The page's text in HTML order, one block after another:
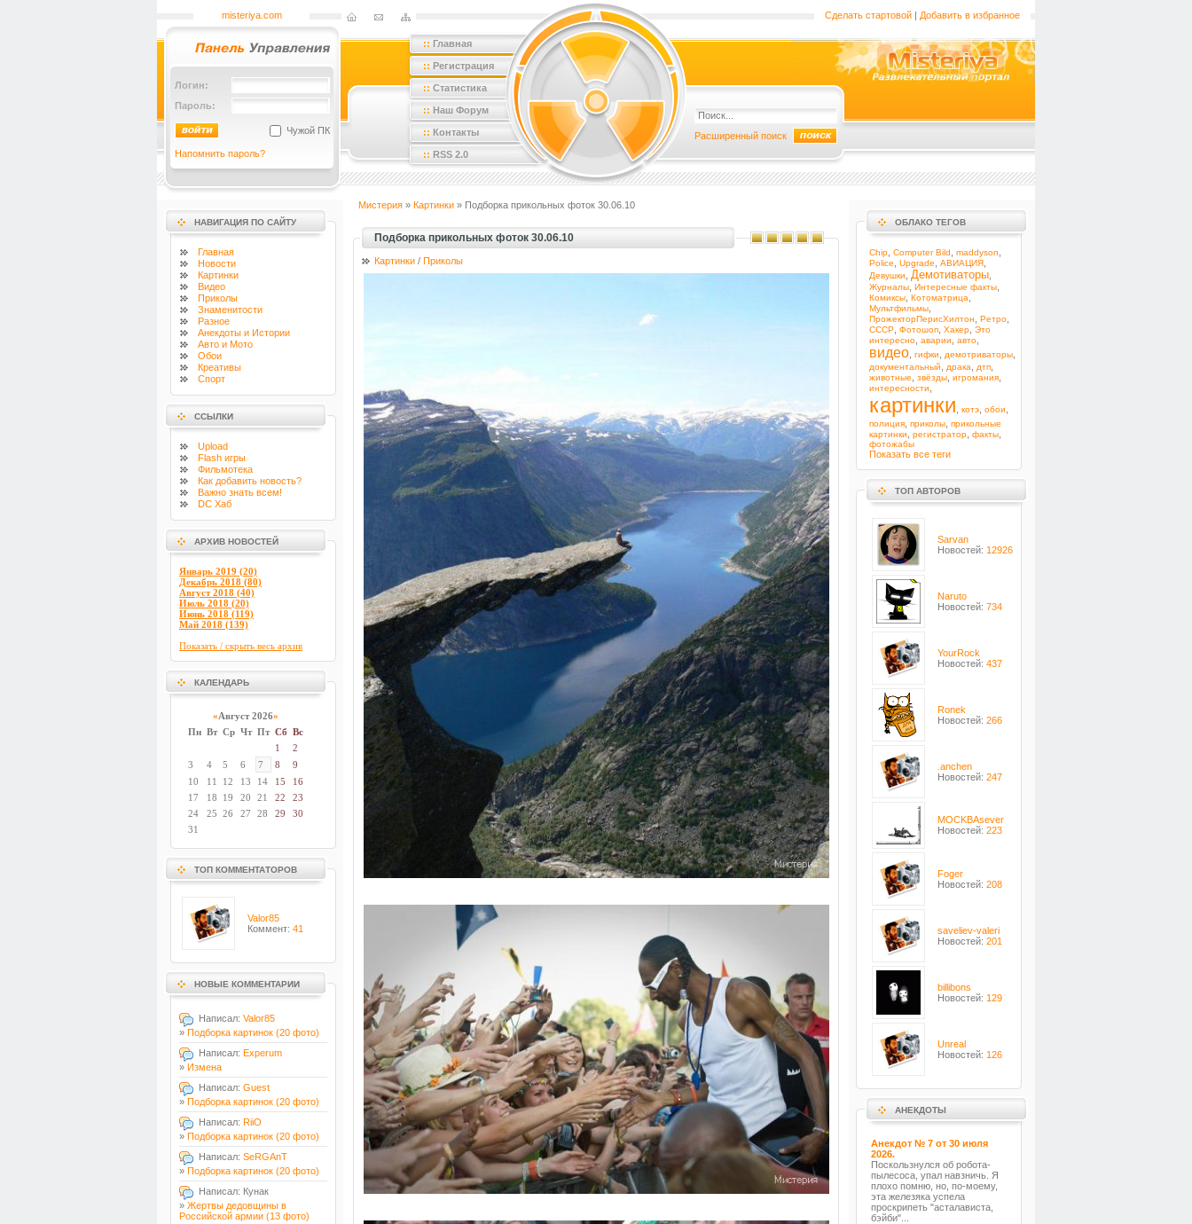
misteriya.com Сделать стартовой | Добавить в избранное
Логин:
Пароль:
Чужой ПК
Напомнить пароль?
:: Главная
:: Регистрация
:: Статистика
:: Наш Форум
:: Контакты
:: RSS 2.0
Расширенный поиск
НАВИГАЦИЯ ПО САЙТУ
Главная
Новости
Картинки
Видео
Приколы
Знаменитости
Разное
Анекдоты и Истории
Авто и Мото
Обои
Креативы
Спорт
ССЫЛКИ
Upload
Flash игры
Фильмотека
Как добавить новость?
Важно знать всем!
DC Хаб
АРХИВ НОВОСТЕЙ
Январь 2019 (20)
Декабрь 2018 (80)
Август 2018 (40)
Июль 2018 (20)
Июнь 2018 (119)
Май 2018 (139)
Показать / скрыть весь архив
КАЛЕНДАРЬ
«Август 2026»
Пн Вт Ср Чт Пт Сб Вс
1
2
3
4 5 6 7 8
9
10
11 12 13 14 15
16
17
18 19 20 21 22
23
24
25 26 27 28 29
30
31
ТОП КОММЕНТАТОРОВ
Valor85
Коммент: 41
НОВЫЕ КОММЕНТАРИИ
Написал: Valor85
» Подборка картинок (20 фото)
Написал: Experum
» Измена
Написал: Guest
» Подборка картинок (20 фото)
Написал: RiiO
» Подборка картинок (20 фото)
Написал: SeRGAnT
» Подборка картинок (20 фото)
Написал: Кунак
» Жертвы дедовщины в
Российской армии (13 фото)
Мистерия » Картинки » Подборка прикольных фоток 30.06.10
Подборка прикольных фоток 30.06.10
Картинки / Приколы
ОБЛАКО ТЕГОВ
Chip Computer Bild maddyson
Police Upgrade АВИАЦИЯ
Девушки Демотиваторы
Журналы Интересные факты
Комиксы Котоматрица
Мультфильмы
ПрожекторПерисХилтон Ретро
СССР Фотошоп Хакер Это
интересно аварии авто
видео гифки демотриваторы
документальный драка дтп
животные звёзды игромания
интересности
картинки котэ обои
полиция приколы прикольные
картинки
регистратор факты
фотожабы
Показать все теги
ТОП АВТОРОВ
Sarvan
Новостей: 12926
Naruto
Новостей: 734
YourRock
Новостей: 437
Ronek
Новостей: 266
.anchen
Новостей: 247
MOCKBAsever
Новостей: 223
Foger
Новостей: 208
saveliev-valeri
Новостей: 201
billibons
Новостей: 129
Unreal
Новостей: 126
АНЕКДОТЫ
Анекдот № 7 от 30 июля
2026.
Поскользнулся об робота-
пылесоса, упал навзничь. Я
плохо помню, но, по-моему,
эта железяка успела
проскрипеть "асталависта,
бэйби"...